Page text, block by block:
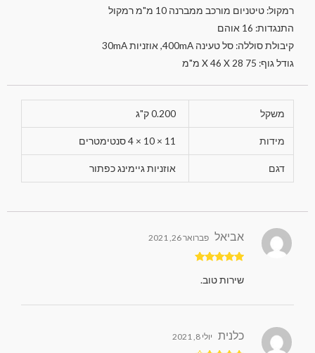
רמקול: טיטניום מורכב ממברנה 10 מ"מ רמקול
התנגדות: 16 אוהם
קיבולת סוללה: סל טעינה 400mA, אוזניות 30mA
גודל גוף: 75 X 46 X 28 מ"מ
משקל 0.200 ק"ג
מידות 11 × 10 × 4 סנטימטרים
דגם אוזניות גיימינג כפתור
5
אביאל פברואר 26, 2021
שירות טוב.
כלנית יולי 8, 2021